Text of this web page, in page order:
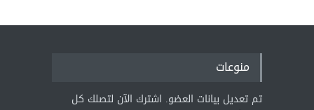
منوعات
تم تعديل بيانات العضو. اشترك الآن لتصلك كل